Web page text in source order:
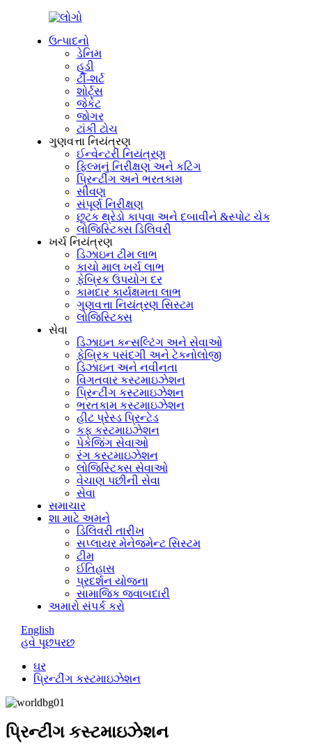
ઉત્પાદનો
ડેનિમ
હૂડી
ટી-શર્ટ
શોર્ટ્સ
જેકેટ
જોગર
ટાંકી ટોચ
ગુણવત્તા નિયંત્રણ
ઈન્વેન્ટરી નિયંત્રણ
ફિલ્મનું નિરીક્ષણ અને કટિંગ
પ્રિન્ટીંગ અને ભરતકામ
સીવણ
સંપૂર્ણ નિરીક્ષણ
છૂટક થ્રેડો કાપવા અને દબાવીને &સ્પોટ ચેક
લોજિસ્ટિક્સ ડિલિવરી
ખર્ચ નિયંત્રણ
ડિઝાઇન ટીમ લાભ
કાચો માલ ખર્ચ લાભ
ફેબ્રિક ઉપયોગ દર
કામદાર કાર્યક્ષમતા લાભ
ગુણવત્તા નિયંત્રણ સિસ્ટમ
લોજિસ્ટિક્સ
સેવા
ડિઝાઇન કન્સલ્ટિંગ અને સેવાઓ
ફેબ્રિક પસંદગી અને ટેકનોલોજી
ડિઝાઇન અને નવીનતા
વિગતવાર કસ્ટમાઇઝેશન
પ્રિન્ટીંગ કસ્ટમાઇઝેશન
ભરતકામ કસ્ટમાઇઝેશન
હીટ પ્રેસ્ડ પ્રિન્ટેડ
કફ કસ્ટમાઇઝેશન
પેકેજિંગ સેવાઓ
રંગ કસ્ટમાઇઝેશન
લોજિસ્ટિક્સ સેવાઓ
વેચાણ પછીની સેવા
સેવા
સમાચાર
શા માટે અમને
ડિલિવરી તારીખ
સપ્લાયર મેનેજમેન્ટ સિસ્ટમ
ટીમ
ઈતિહાસ
પ્રદર્શન યોજના
સામાજિક જવાબદારી
અમારો સંપર્ક કરો
English
હવે પૂછપરછ
ઘર
પ્રિન્ટીંગ કસ્ટમાઇઝેશન
પ્રિન્ટીંગ કસ્ટમાઇઝેશન